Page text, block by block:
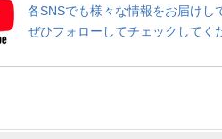
各SNSでも様々な情報をお届けし
ぜひフォローしてチェックしてく